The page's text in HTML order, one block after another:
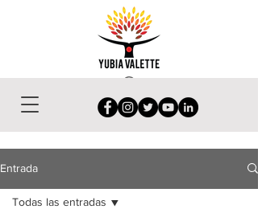
Entrada
Todas las entradas